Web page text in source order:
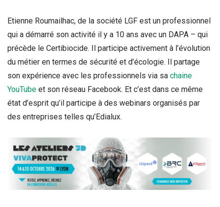
Etienne Roumailhac, de la société LGF est un professionnel
qui a démarré son activité il y a 10 ans avec un DAPA – qui
précède le Certibiocide. Il participe activement à l’évolution
du métier en termes de sécurité et d’écologie. Il partage
son expérience avec les professionnels via sa chaine
YouTube et son réseau Facebook. Et c’est dans ce même
état d’esprit qu’il participe à des webinars organisés par
des entreprises telles qu’Edialux.